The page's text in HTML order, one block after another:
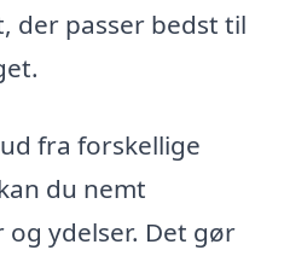
der passer bedst til
fra forskellige
du nemt
ydelser. Det gør